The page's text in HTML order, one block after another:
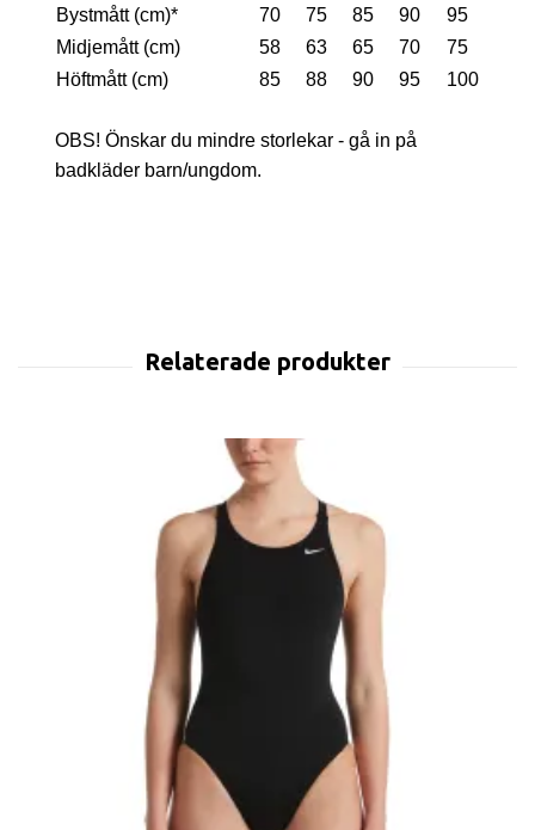
Bystmått (cm)*
70 75 85 90
95
Midjemått (cm)
58 63 65 70
75
Höftmått (cm)
85 88 90 95 100
OBS! Önskar du mindre storlekar - gå in på
badkläder barn/ungdom.